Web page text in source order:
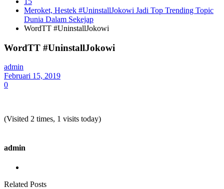
Meroket, Hestek #UninstallJokowi Jadi Top Trending Topic
Dunia Dalam Sekejap
WordTT #UninstallJokowi
WordTT #UninstallJokowi
admin
Februari 15, 2019
0
(Visited 2 times, 1 visits today)
admin
Related Posts